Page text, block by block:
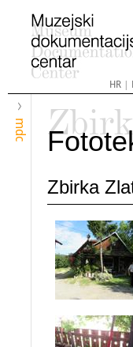
HR|
mdc
Zbirka